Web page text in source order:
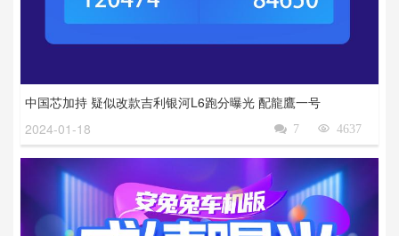
中国芯加持 疑似改款吉利银河L6跑分曝光 配龍鷹一号
2024-01-18
4637

7
